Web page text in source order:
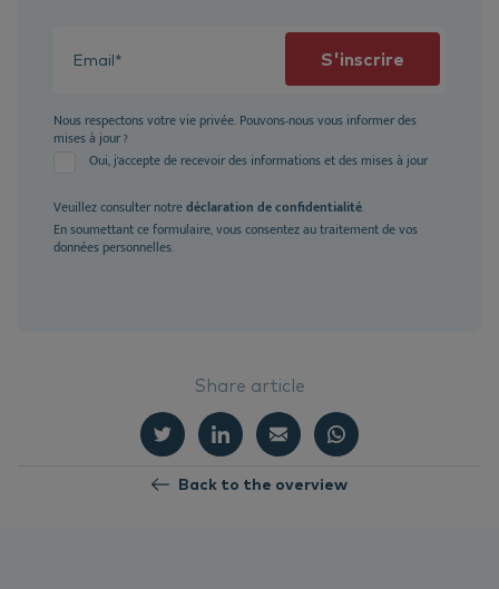
Nous respectons votre vie privée. Pouvons-nous vous informer des
mises à jour ?
Oui, j'accepte de recevoir des informations et des mises à jour
Veuillez consulter notredéclaration de confidentialité.
En soumettant ce formulaire, vous consentez au traitement de vos
données personnelles.
Share article
Back to the overview